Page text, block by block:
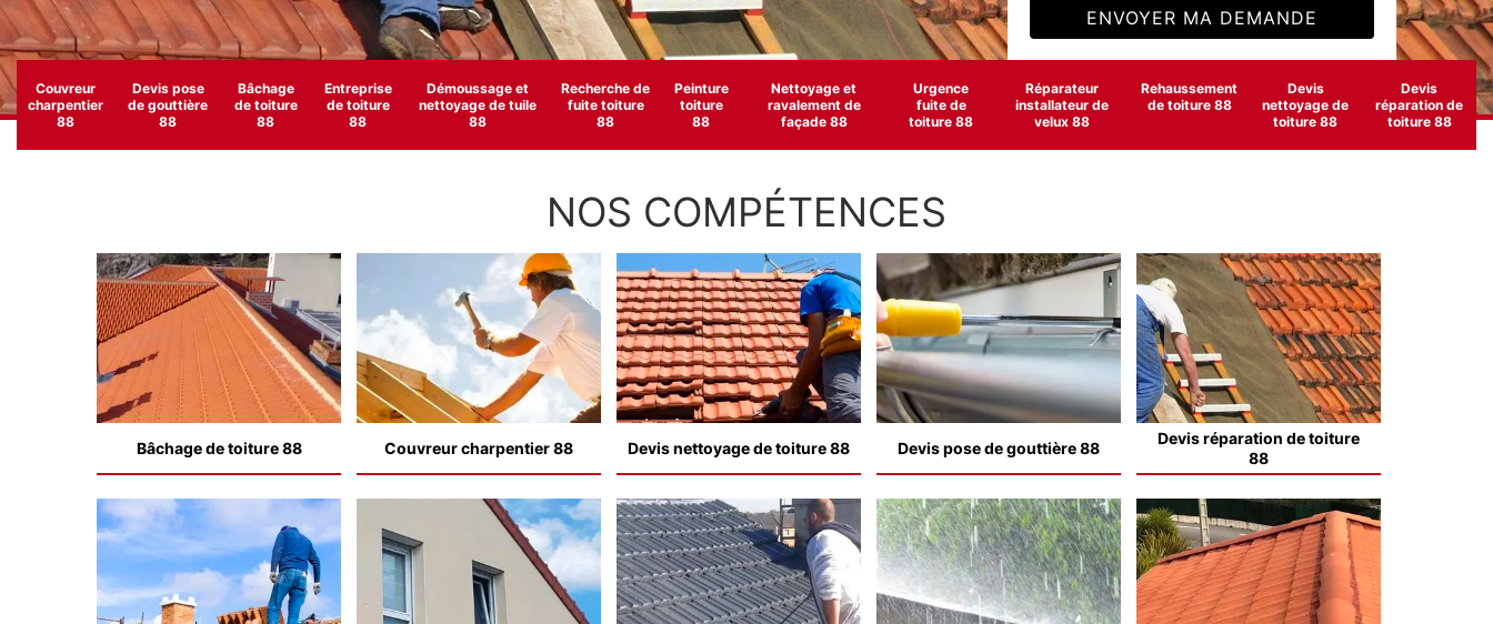
Couvreur
charpentier
88
Devis pose
de gouttière
88
Bâchage
de toiture
88
Entreprise
de toiture
88
Démoussage et
nettoyage de tuile
88
Recherche de
fuite toiture
88
Peinture
toiture
88
Nettoyage et
ravalement de
façade 88
Urgence
fuite de
toiture 88
Réparateur
installateur de
velux 88
Rehaussement
de toiture 88
Devis
nettoyage de
toiture 88
Devis
réparation de
toiture 88
NOS COMPÉTENCES
Bâchage de toiture 88 Couvreur charpentier 88 Devis nettoyage de toiture 88 Devis pose de gouttière 88
Devis réparation de toiture
88